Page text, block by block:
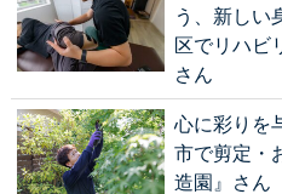
う、新しい
区でリハビ
さん
心に彩りを
市で剪定・
造園』さん